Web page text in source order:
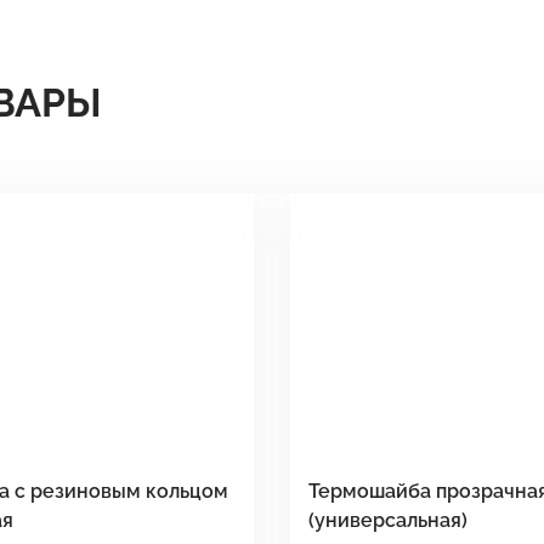
с резиновым кольцом
Термошайба
(универсальная)